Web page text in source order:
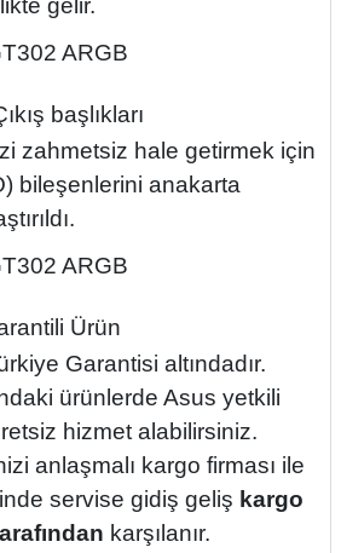
gelir.
başlıkları
zahmetsiz hale getirmek için
bileşenlerini anakarta
Ürün
Garantisi altındadır.
ürünlerde Asus yetkili
hizmet alabilirsiniz.
anlaşmalı kargo firması ile
servise gidiş geliş kargo
karşılanır.